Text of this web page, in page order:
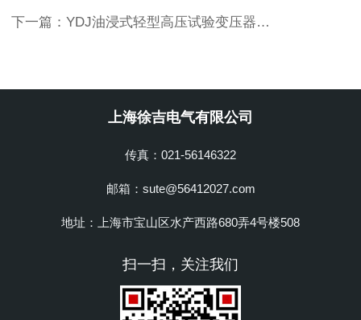
下一篇： YDJ油浸式轻型高压试验变压器厂家推荐
上海徐吉电气有限公司
传真：021-56146322
邮箱：sute@56412027.com
地址：上海市宝山区水产西路680弄4号楼508
扫一扫，关注我们